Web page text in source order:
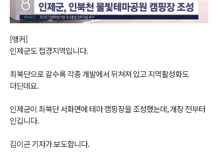
Video
[앵커]
인제군도 접경지역입니다.
최북단으로 갈수록 각종 개발에서 뒤쳐져 있고 지역활성화도
더딘데요.
인제군이 최북단 서화면에 테마 캠핑장을 조성했는데, 개장 전부터
인깁니다.
김이곤 기자가 보도합니다.